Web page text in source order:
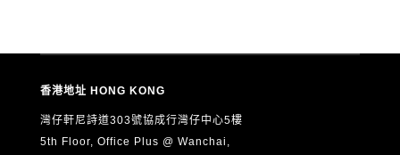
香港地址 HONG KONG
灣仔軒尼詩道303號協成行灣仔中心5樓
5th Floor, Office Plus @ Wanchai,